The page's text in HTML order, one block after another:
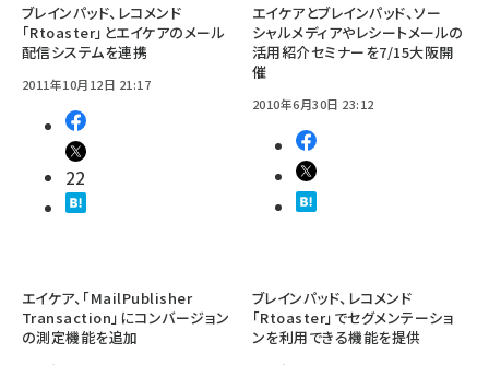
ブレインパッド、レコメンド
「Rtoaster」とエイケアのメール
配信システムを連携
2011年10月12日 21:17
22
エイケアとブレインパッド、ソー
シャルメディアやレシートメールの
活用紹介セミナーを7/15大阪開
催
2010年6月30日 23:12
エイケア、「MailPublisher
Transaction」にコンバージョン
の測定機能を追加
ブレインパッド、レコメンド
「Rtoaster」でセグメンテーショ
ンを利用できる機能を提供